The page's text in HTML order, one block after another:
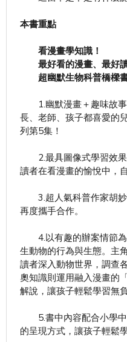
本書重點
看漫畫學知識！
最好看的漫畫、最好
超幽默生物科普橋樑
1.幽默漫畫＋趣味故事
長、老師、孩子都喜愛的
列第5集！
2.最具圖像式學習效果
讀者在看漫畫的愉悅中
3.超人氣科普作家胡妙
再度攜手合作。
4.以有趣的辦案情節為
生動物的行為與生態。主
讀者深入動物世界，調查
奧知識則運用融入漫畫的
解說，讓孩子輕鬆學習無
5.書中內容配合小學中
的呈現方式，讓孩子輕鬆